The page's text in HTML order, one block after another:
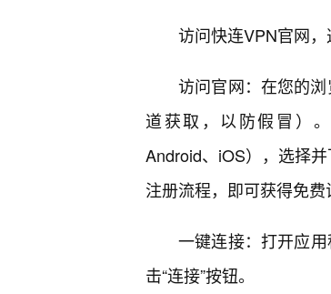
访问快连VPN官网
访问官网：在您的
道获取，以防假冒）
Android、iOS），选择
注册流程，即可获得免费
一键连接：打开应
击“连接”按钮。